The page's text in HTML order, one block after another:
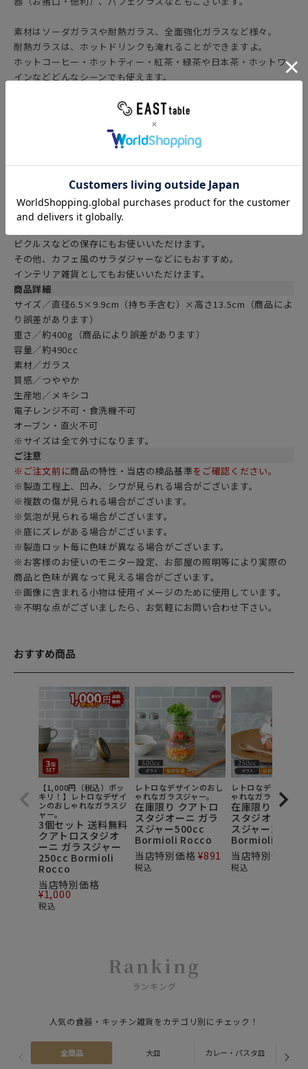
素材はソーダガラスや耐熱ガラス、全面強化ガラスなど様々。
耐熱ガラスは、ホットドリンクも淹れることができますよ。
ホットコーヒー・ホットティー・紅茶・緑茶や日本茶・ホットワ
インなどどんなシーンでも使えます。
器、カフェ食器としてもお店の雰囲気に合わせて、グラスをお選
商品説明
ぴっちり閉めれる蓋つきガラスのドリンクジャー。
ピクルスなどの保存にもお使いいただけます。
その他、カフェ風のサラダジャーなどにもおすすめ。
インテリア雑貨としてもお使いいただけます。
商品詳細
サイズ／直径6.5×9.9cm（持ち手含む）×高さ13.5cm（商品によ
り誤差があります）
重さ／約400g（商品により誤差があります）
容量／約490cc
素材／ガラス
質感／つややか
生産地／メキシコ
電子レンジ不可・食洗機不可
オーブン・直火不可
※サイズは全て外寸になります。
ご注意
※ご注文前に商品の特性・当店の検品基準をご確認ください。
※製造工程上、凹み、シワが見られる場合がございます。
※複数の傷が見られる場合がございます。
※気泡が見られる場合がございます。
※底にズレがある場合がございます。
※製造ロット毎に色味が異なる場合がございます。
※お客様のお使いのモニター設定、お部屋の照明等により実際の
商品と色味が異なって見える場合がございます。
※画像に含まれる小物は使用イメージのために使用しています。
※不明な点がございましたら、お気軽にお問い合わせ下さい。
おすすめ商品
【1,000円（税込）ポッ
キリ！】レトロなデザイ
ンのおしゃれなガラスジ
ャー。
3個セット 送料無料
クアトロスタジオ
ーニ ガラスジャー
250cc Bormioli
Rocco
当店特別価格
¥1,000
税込
レトロなデザインのおし
ゃれなガラスジャー。
在庫限り クアトロ
スタジオーニ ガラ
スジャー500cc
Bormioli Rocco
当店特別価格 ¥891
税込
レトロなデザインの
ゃれなガラスジャー
在庫限り クアト
スタジオーニ ガ
スジャー250cc
Bormioli Rocco
当店特別価格
税込
Ranking
ランキング
人気の食器・キッチン雑貨をカテゴリ別にチェック！
全商品 大皿 カレー・パスタ皿